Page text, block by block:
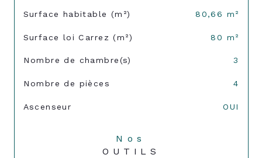
Surface habitable (m²) 80,66 m²
Surface loi Carrez (m²) 80 m²
Nombre de chambre(s) 3
Nombre de pièces 4
Ascenseur OUI
Nos
OUTILS